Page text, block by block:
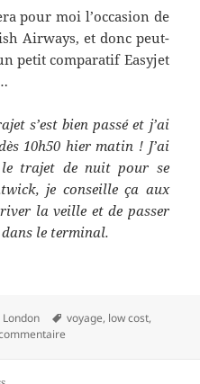
pour moi l’occasion de
Airways, et donc peut-
petit comparatif Easyjet
s’est bien passé et j’ai
10h50 hier matin ! J’ai
le trajet de nuit pour se
je conseille ça aux
la veille et de passer
le terminal.
London
Mots-
voyage, low cost,